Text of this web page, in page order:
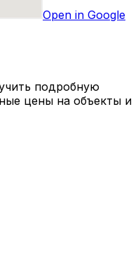
Open in Google
подробную
цены на объекты и